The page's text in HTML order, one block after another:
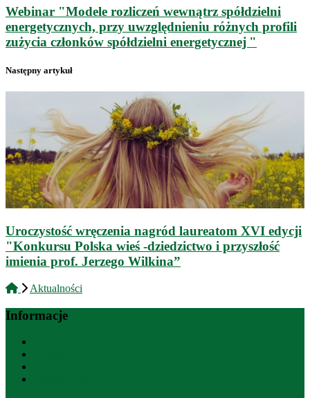
Webinar "Modele rozliczeń wewnątrz spółdzielni
energetycznych, przy uwzględnieniu różnych profili
zużycia członków spółdzielni energetycznej "
Następny artykuł
Uroczystość wręczenia nagród laureatom XVI edycji
"Konkursu Polska wieś -dziedzictwo i przyszłość
imienia prof. Jerzego Wilkina”
Aktualności
Informacje